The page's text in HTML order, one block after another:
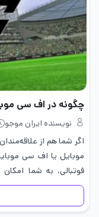
چگونه در اف سی
نویسنده ایران موجو
اگر شما هم از
موبایل یا اف سی
فوتبالی، به شما
مسابقات مختلف